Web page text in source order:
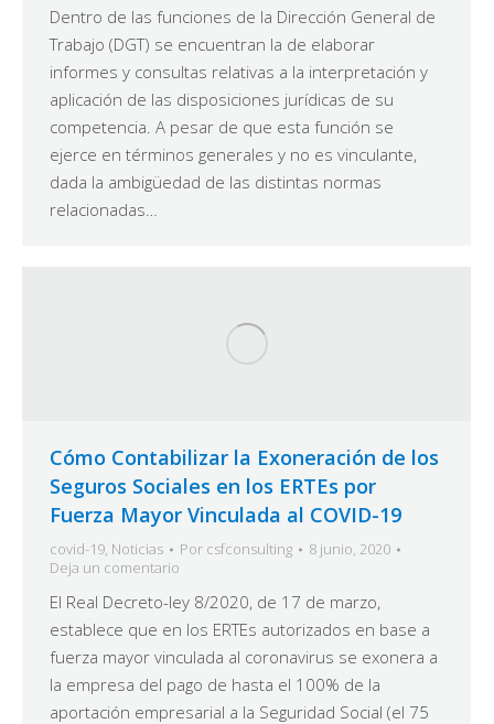
Dentro de las funciones de la Dirección General de
Trabajo (DGT) se encuentran la de elaborar
informes y consultas relativas a la interpretación y
aplicación de las disposiciones jurídicas de su
competencia. A pesar de que esta función se
ejerce en términos generales y no es vinculante,
dada la ambigüedad de las distintas normas
relacionadas…
Cómo Contabilizar la Exoneración de los
Seguros Sociales en los ERTEs por
Fuerza Mayor Vinculada al COVID-19
covid-19, Noticias Por csfconsulting
8 junio, 2020
Deja un comentario
El Real Decreto-ley 8/2020, de 17 de marzo,
establece que en los ERTEs autorizados en base a
fuerza mayor vinculada al coronavirus se exonera a
la empresa del pago de hasta el 100% de la
aportación empresarial a la Seguridad Social (el 75